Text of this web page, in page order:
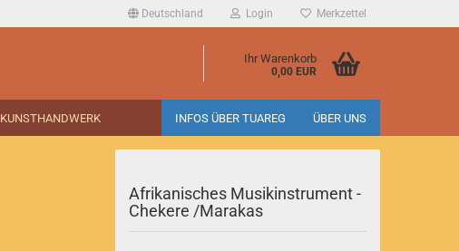
Deutschland Login Merkzettel
Ihr Warenkorb
0,00 EUR
KUNSTHANDWERK INFOS ÜBER TUAREG ÜBER UNS
Afrikanisches Musikinstrument -
Chekere /Marakas